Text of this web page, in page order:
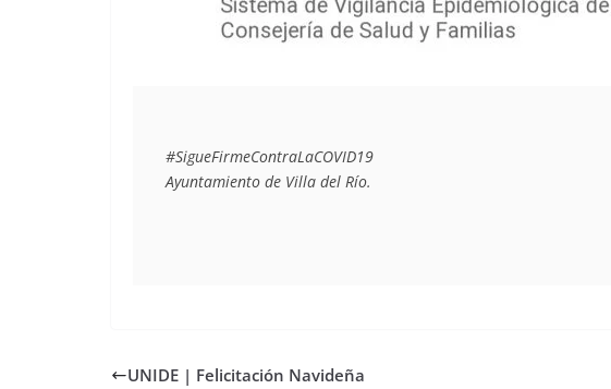
#SigueFirmeContraLaCOVID19
Ayuntamiento de Villa del Río.
UNIDE | Felicitación Navideña